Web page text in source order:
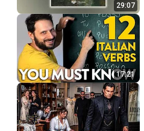
29:07
17:21